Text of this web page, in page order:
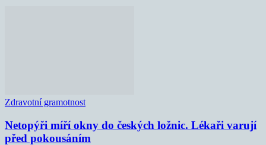
Zdravotní gramotnost
Netopýři míří okny do českých ložnic. Lékaři varují
před pokousáním